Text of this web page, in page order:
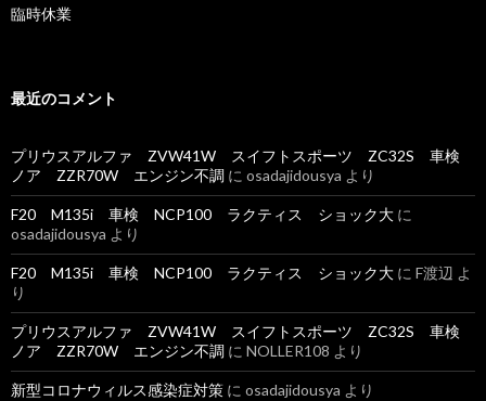
臨時休業
最近のコメント
プリウスアルファ ZVW41W スイフトスポーツ ZC32S 車検
ノア ZZR70W エンジン不調 に osadajidousya より
F20 M135i 車検 NCP100 ラクティス ショック大 に
osadajidousya より
F20 M135i 車検 NCP100 ラクティス ショック大 に F渡辺 よ
り
プリウスアルファ ZVW41W スイフトスポーツ ZC32S 車検
ノア ZZR70W エンジン不調 に NOLLER108 より
新型コロナウィルス感染症対策 に osadajidousya より